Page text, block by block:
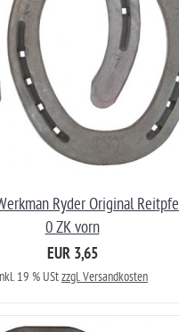
Ryder Original
0 ZK vorn
EUR 3,65
19 % UStzzgl. Versandkosten